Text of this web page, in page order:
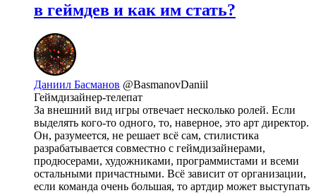
в геймдев и как им стать?
Даниил Басманов @BasmanovDaniil
Геймдизайнер-телепат
За внешний вид игры отвечает несколько ролей. Если
выделять кого-то одного, то, наверное, это арт директор.
Он, разумеется, не решает всё сам, стилистика
разрабатывается совместно с геймдизайнерами,
продюсерами, художниками, программистами и всеми
остальными причастными. Всё зависит от организации,
если команда очень большая, то артдир может выступать